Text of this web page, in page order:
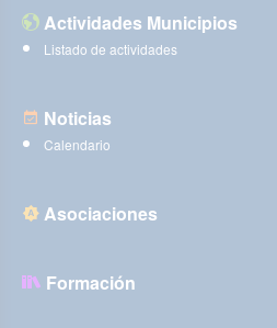
Actividades Municipios
Listado de actividades
Noticias
Calendario
Asociaciones
Formación